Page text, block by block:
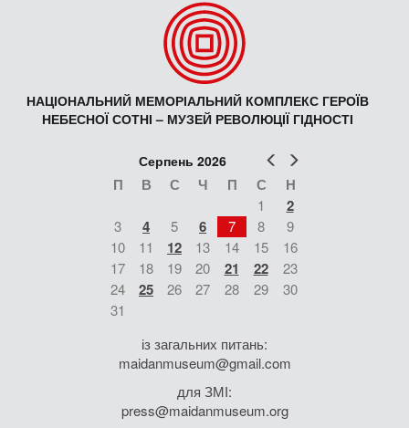
НАЦІОНАЛЬНИЙ МЕМОРІАЛЬНИЙ КОМПЛЕКС ГЕРОЇВ
НЕБЕСНОЇ СОТНІ – МУЗЕЙ РЕВОЛЮЦІЇ ГІДНОСТІ
Попер
Серпень 2026
П В С Ч П С Н
1 2
3 4 5 6 7 8
9
10
11 12 13 14 15
16
17
18 19 20 21 22
23
24
25 26 27 28 29
30
31
із загальних питань:
maidanmuseum@gmail.com
для ЗМІ:
press@maidanmuseum.org